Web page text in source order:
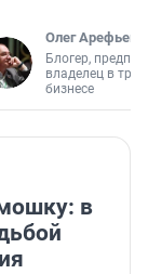
Олег Арефьев
Блогер,
владелец в
бизнесе
в